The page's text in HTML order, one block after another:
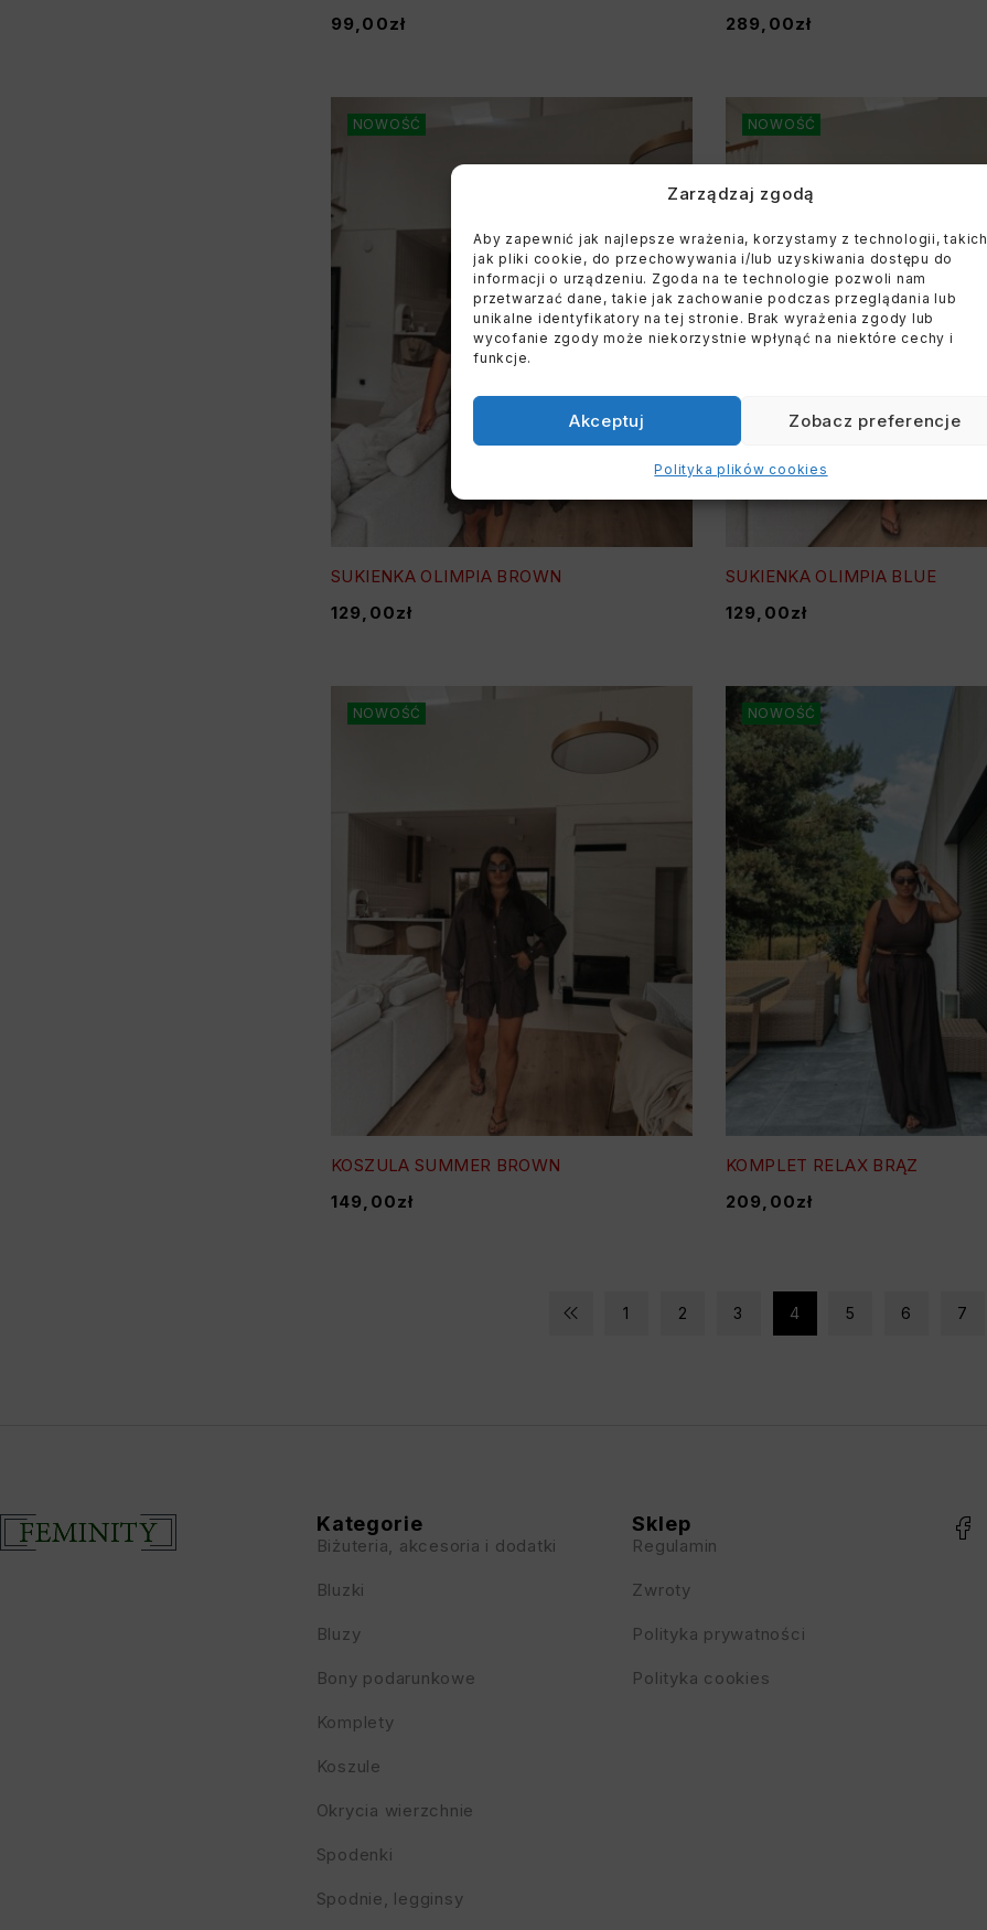
Zarządzaj zgodą
Aby zapewnić jak najlepsze wrażenia, korzystamy z technologii, takich
jak pliki cookie, do przechowywania i/lub uzyskiwania dostępu do
informacji o urządzeniu. Zgoda na te technologie pozwoli nam
przetwarzać dane, takie jak zachowanie podczas przeglądania lub
unikalne identyfikatory na tej stronie. Brak wyrażenia zgody lub
wycofanie zgody może niekorzystnie wpłynąć na niektóre cechy i
funkcje.
Akceptuj Zobacz preferencje
Polityka plików cookies
99,00zł
289,00zł
NOWOŚĆ
SUKIENKA OLIMPIA BROWN
129,00zł
NOWOŚĆ
SUKIENKA OLIMPIA BLUE
129,00zł
NOWOŚĆ
KOSZULA SUMMER BROWN
149,00zł
NOWOŚĆ
KOMPLET RELAX BRĄZ
209,00zł
1 2 3 4 5 6 7
Kategorie
Biżuteria, akcesoria i dodatki
Bluzki
Bluzy
Bony podarunkowe
Komplety
Koszule
Okrycia wierzchnie
Spodenki
Spodnie, legginsy
Sklep
Regulamin
Zwroty
Polityka prywatności
Polityka cookies